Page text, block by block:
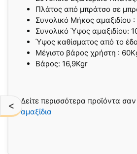
<
Πλάτος από μπράτσο σε
Συνολικό Μήκος αμαξιδίου
Συνολικό Ύψος αμαξιδίου:
Ύψος καθίσματος από το
Μέγιστο βάρος χρήστη :
Βάρος: 16,9Kgr
Δείτε περισσότερα προϊόντα
αμαξίδια